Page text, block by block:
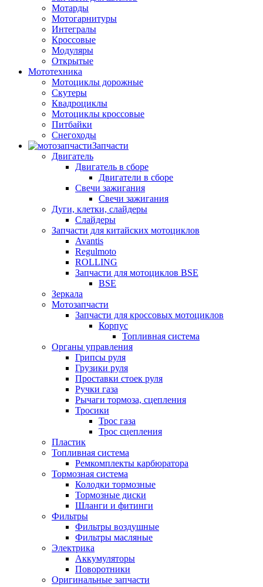
Мотарды
Мотогарнитуры
Интегралы
Кроссовые
Модуляры
Открытые
Мототехника
Мотоциклы дорожные
Скутеры
Квадроциклы
Мотоциклы кроссовые
Питбайки
Снегоходы
Запчасти
Двигатель
Двигатель в сборе
Двигатели в сборе
Свечи зажигания
Свечи зажигания
Дуги, клетки, слайдеры
Слайдеры
Запчасти для китайских мотоциклов
Avantis
Regulmoto
ROLLING
Запчасти для мотоциклов BSE
BSE
Зеркала
Мотозапчасти
Запчасти для кроссовых мотоциклов
Корпус
Топливная система
Органы управления
Грипсы руля
Грузики руля
Проставки стоек руля
Ручки газа
Рычаги тормоза, сцепления
Тросики
Трос газа
Трос сцепления
Пластик
Топливная система
Ремкомплекты карбюратора
Тормозная система
Колодки тормозные
Тормозные диски
Шланги и фитинги
Фильтры
Фильтры воздушные
Фильтры масляные
Электрика
Аккумуляторы
Поворотники
Оригинальные запчасти